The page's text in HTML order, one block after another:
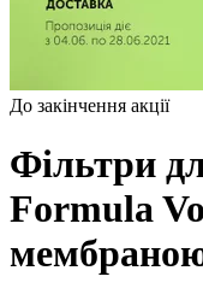
До закінчення акції
Фільтри
Formula